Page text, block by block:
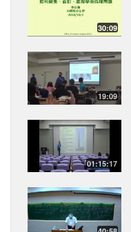
30:09
19:09
01:15:17